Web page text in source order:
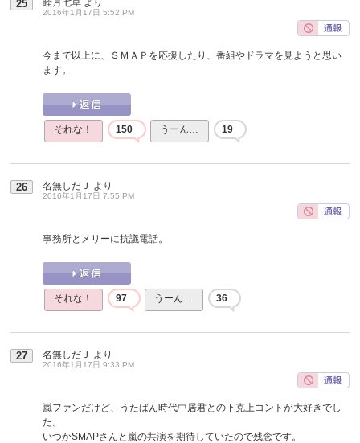
25
2016年1月17日 5:52 PM
今まで以上に、ＳＭＡＰを応援したり、番組やドラマを見ようと思い
ます。
それな！ 150 うーん… 19
26 名無しだＪ より
2016年1月17日 7:55 PM
事務所とメリーに抗議電話。
それな！ 97 うーん… 36
27 名無しだＪ より
2016年1月17日 9:33 PM
嵐ファンだけど、うたばん時代中居君との下克上コントが大好きでし
た。
いつかSMAPさんと嵐の共演を期待していたので残念です。